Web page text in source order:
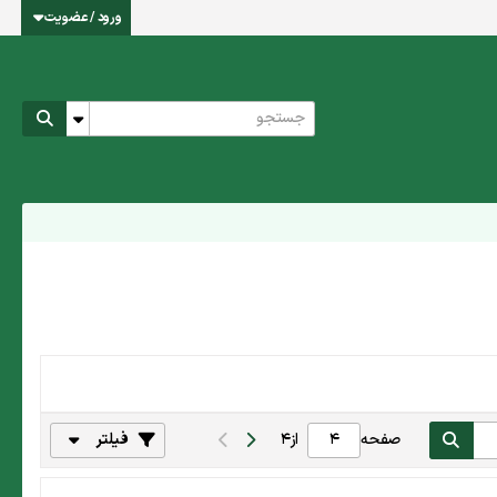
ورود / عضویت
صفحه از4 فیلتر